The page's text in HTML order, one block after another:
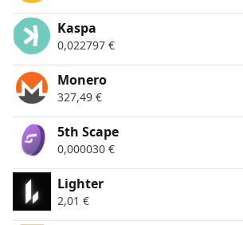
Kaspa
0,022797 €
Monero
327,49 €
5th Scape
0,000030 €
Lighter
2,01 €